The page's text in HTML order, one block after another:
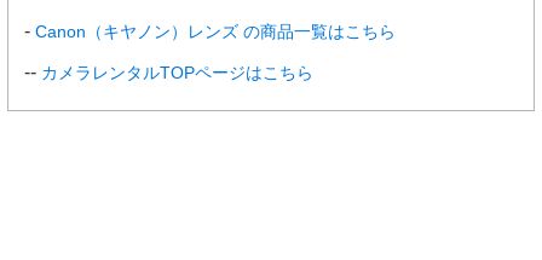
Canon（キヤノン）レンズ の商品一覧はこちら
カメラレンタルTOPページはこちら